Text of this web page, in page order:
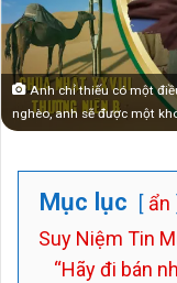
Anh chỉ thiếu có một
nghèo, anh sẽ được một
Mục lục
ẩn
Suy Niệm Tin
“Hãy đi bán